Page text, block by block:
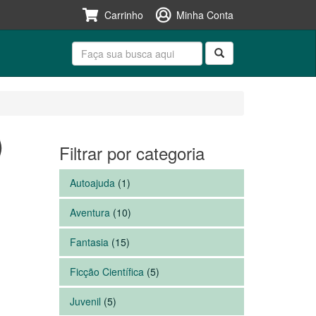
Carrinho Minha Conta
Pesquisar: Pesquisa
Filtrar por categoria
Autoajuda (1)
Aventura (10)
Fantasia (15)
Ficção Científica (5)
Juvenil (5)